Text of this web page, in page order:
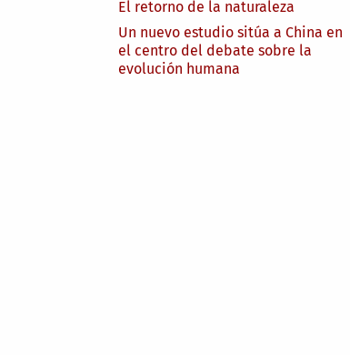
El retorno de la naturaleza
Un nuevo estudio sitúa a China en
el centro del debate sobre la
evolución humana